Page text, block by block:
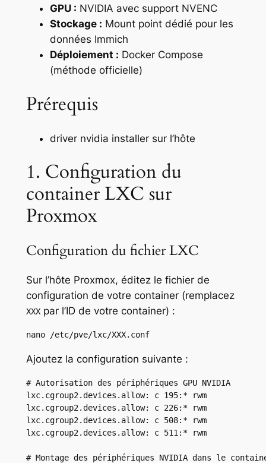
GPU : NVIDIA avec support NVENC
Stockage : Mount point dédié pour les
données Immich
Déploiement : Docker Compose
(méthode officielle)
Prérequis
driver nvidia installer sur l’hôte
1. Configuration du
container LXC sur
Proxmox
Configuration du fichier LXC
Sur l’hôte Proxmox, éditez le fichier de
configuration de votre container (remplacez
XXXpar l’ID de votre container) :
nano /etc/pve/lxc/XXX.conf
Ajoutez la configuration suivante :
# Autorisation des périphériques GPU NVIDIA
lxc.cgroup2.devices.allow: c 195:* rwm
lxc.cgroup2.devices.allow: c 226:* rwm
lxc.cgroup2.devices.allow: c 508:* rwm
lxc.cgroup2.devices.allow: c 511:* rwm
# Montage des périphériques NVIDIA dans le